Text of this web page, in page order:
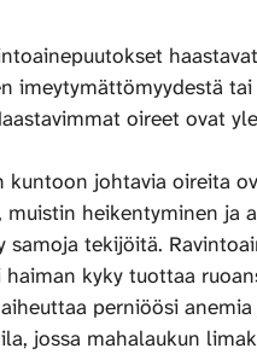
imeytymättömyydestä
oireet ovat
johtavia oireita
heikentyminen ja
samoja tekijöitä.
kyky tuottaa
perniöösi
jossa mahalaukun